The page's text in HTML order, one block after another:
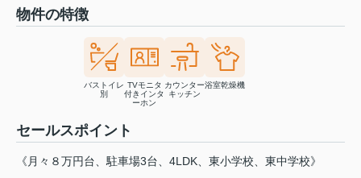
物件の特徴
バストイレ
別
TVモニタ
付きインタ
ーホン
カウンター
キッチン
浴室乾燥機
セールスポイント
《月々８万円台、駐車場3台、4LDK、東小学校、東中学校》